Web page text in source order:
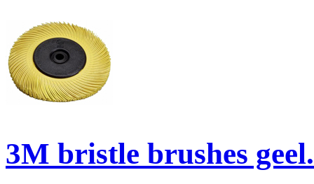
3M bristle brushes geel.